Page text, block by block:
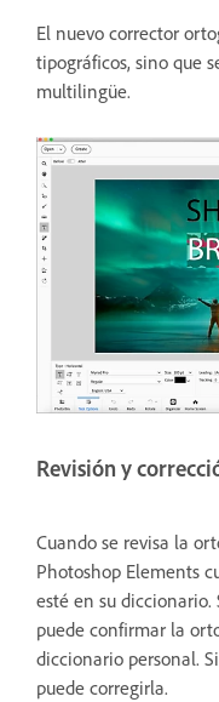
El nuevo corrector
tipográficos, sino que
multilingüe.
Revisión y
Cuando se revisa la
Photoshop Elements
esté en su diccionario.
puede confirmar la
diccionario personal.
puede corregirla.